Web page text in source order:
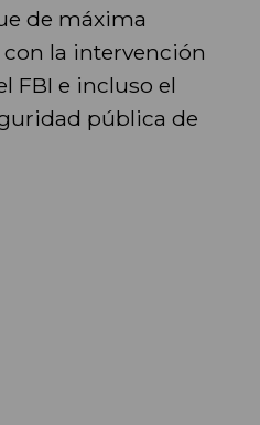
de máxima
la intervención
FBI e incluso el
pública de